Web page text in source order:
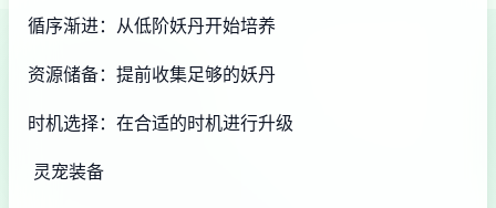
循序渐进：从低阶妖丹开始培养
资源储备：提前收集足够的妖丹
时机选择：在合适的时机进行升级
灵宠装备